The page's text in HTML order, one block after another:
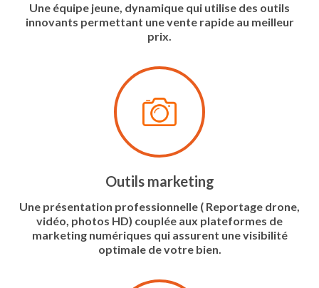
Une équipe jeune, dynamique qui utilise des outils
innovants permettant une vente rapide au meilleur
prix.
Outils marketing
Une présentation professionnelle ( Reportage drone,
vidéo, photos HD) couplée aux plateformes de
marketing numériques qui assurent une visibilité
optimale de votre bien.